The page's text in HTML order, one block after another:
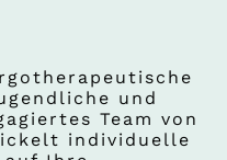
und
Team von
individuelle